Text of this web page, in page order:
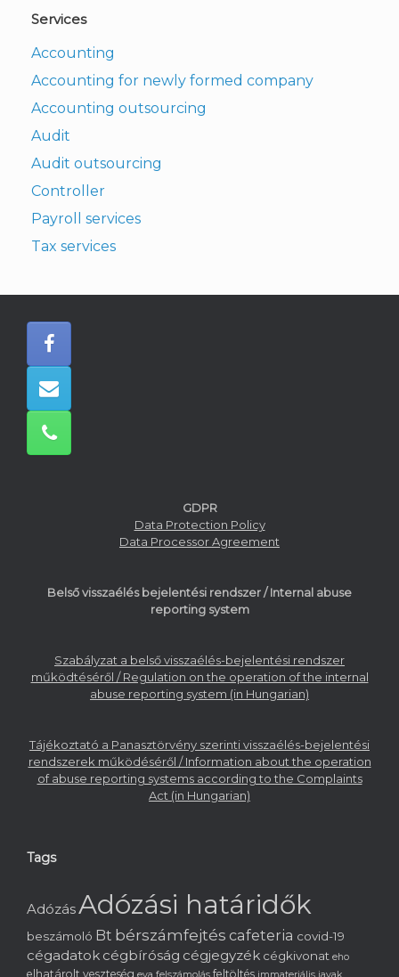
Services
Accounting
Accounting for newly formed company
Accounting outsourcing
Audit
Audit outsourcing
Controller
Payroll services
Tax services
GDPR
Data Protection Policy
Data Processor Agreement
Belső visszaélés bejelentési rendszer / Internal abuse
reporting system
Szabályzat a belső visszaélés-bejelentési rendszer
működtéséről / Regulation on the operation of the internal
abuse reporting system (in Hungarian)
Tájékoztató a Panasztörvény szerinti visszaélés-bejelentési
rendszerek működéséről / Information about the operation
of abuse reporting systems according to the Complaints
Act (in Hungarian)
Tags
AdózásAdózási határidők
beszámoló Bt bérszámfejtés cafeteria covid-19
cégadatok cégbíróság cégjegyzék cégkivonat eho
elhatárolt veszteség feltöltés